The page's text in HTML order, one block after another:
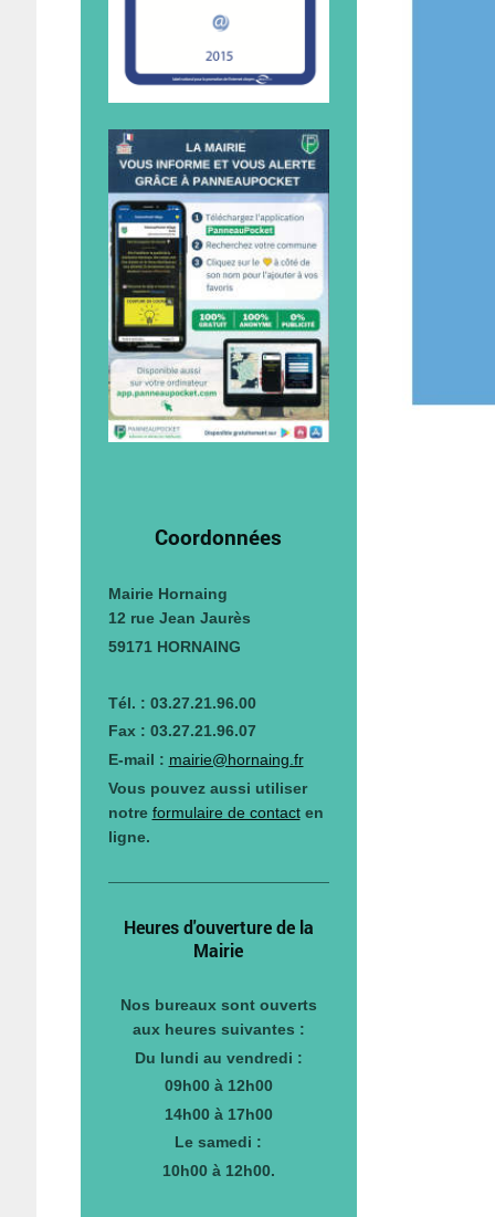
Coordonnées
Mairie Hornaing
12 rue Jean Jaurès
59171 HORNAING
Tél. : 03.27.21.96.00
Fax : 03.27.21.96.07
E-mail : mairie@hornaing.fr
Vous pouvez aussi utiliser
notre formulaire de contacten
ligne.
Heures d'ouverture de la
Mairie
Nos bureaux sont ouverts
aux heures suivantes :
Du lundi au vendredi :
09h00 à 12h00
14h00 à 17h00
Le samedi :
10h00 à 12h00.